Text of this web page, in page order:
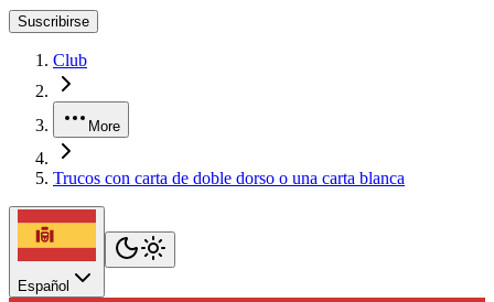
Suscribirse
Club
More
Trucos con carta de doble dorso o una carta blanca
Español